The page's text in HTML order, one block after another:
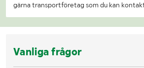
gärna transportföretag som du kan
Vanliga frågor